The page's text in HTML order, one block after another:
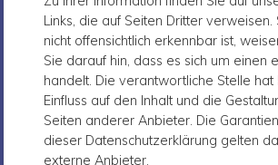
Links, die auf Seiten Dritter verweisen.
nicht offensichtlich erkennbar ist,
Sie darauf hin, dass es sich um einen
handelt. Die verantwortliche Stelle hat
Einfluss auf den Inhalt und die
Seiten anderer Anbieter. Die Garantien
dieser Datenschutzerklärung gelten
externe Anbieter.